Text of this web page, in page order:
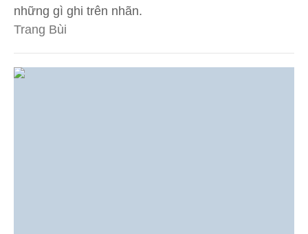
những gì ghi trên nhãn.
Trang Bùi